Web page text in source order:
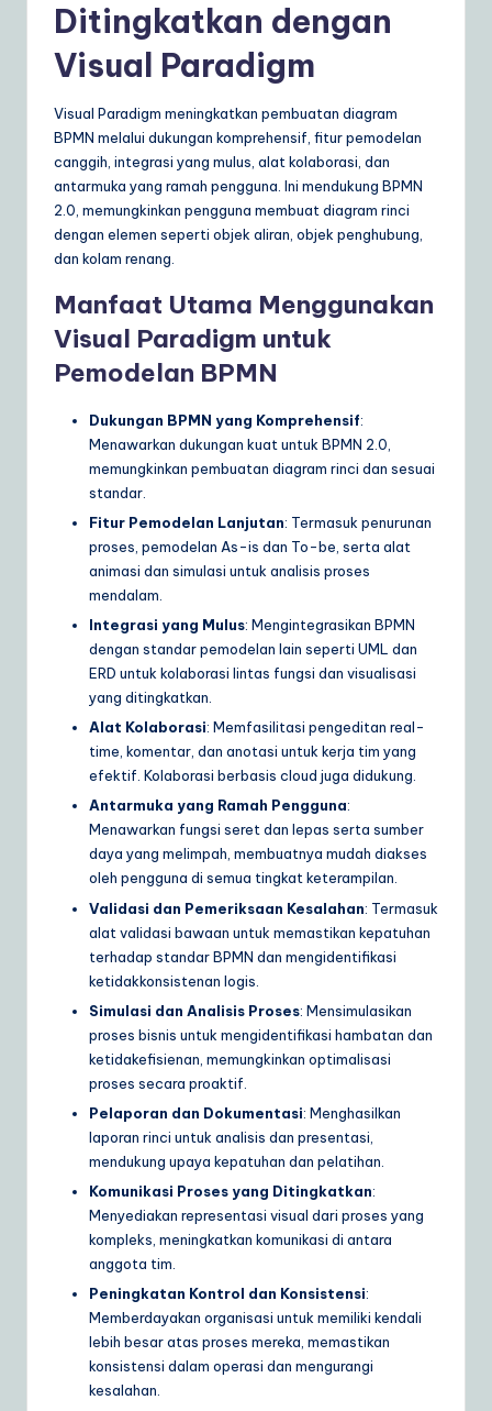
Ditingkatkan dengan
Visual Paradigm
Visual Paradigm meningkatkan pembuatan diagram
BPMN melalui dukungan komprehensif, fitur pemodelan
canggih, integrasi yang mulus, alat kolaborasi, dan
antarmuka yang ramah pengguna. Ini mendukung BPMN
2.0, memungkinkan pengguna membuat diagram rinci
dengan elemen seperti objek aliran, objek penghubung,
dan kolam renang.
Manfaat Utama Menggunakan
Visual Paradigm untuk
Pemodelan BPMN
Dukungan BPMN yang Komprehensif:
Menawarkan dukungan kuat untuk BPMN 2.0,
memungkinkan pembuatan diagram rinci dan sesuai
standar.
Fitur Pemodelan Lanjutan: Termasuk penurunan
proses, pemodelan As-is dan To-be, serta alat
animasi dan simulasi untuk analisis proses
mendalam.
Integrasi yang Mulus: Mengintegrasikan BPMN
dengan standar pemodelan lain seperti UML dan
ERD untuk kolaborasi lintas fungsi dan visualisasi
yang ditingkatkan.
Alat Kolaborasi: Memfasilitasi pengeditan real-
time, komentar, dan anotasi untuk kerja tim yang
efektif. Kolaborasi berbasis cloud juga didukung.
Antarmuka yang Ramah Pengguna:
Menawarkan fungsi seret dan lepas serta sumber
daya yang melimpah, membuatnya mudah diakses
oleh pengguna di semua tingkat keterampilan.
Validasi dan Pemeriksaan Kesalahan: Termasuk
alat validasi bawaan untuk memastikan kepatuhan
terhadap standar BPMN dan mengidentifikasi
ketidakkonsistenan logis.
Simulasi dan Analisis Proses: Mensimulasikan
proses bisnis untuk mengidentifikasi hambatan dan
ketidakefisienan, memungkinkan optimalisasi
proses secara proaktif.
Pelaporan dan Dokumentasi: Menghasilkan
laporan rinci untuk analisis dan presentasi,
mendukung upaya kepatuhan dan pelatihan.
Komunikasi Proses yang Ditingkatkan:
Menyediakan representasi visual dari proses yang
kompleks, meningkatkan komunikasi di antara
anggota tim.
Peningkatan Kontrol dan Konsistensi:
Memberdayakan organisasi untuk memiliki kendali
lebih besar atas proses mereka, memastikan
konsistensi dalam operasi dan mengurangi
kesalahan.